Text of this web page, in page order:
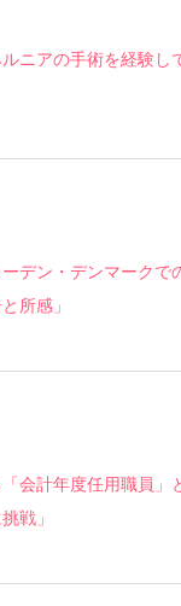
ニアの手術を経験し
デン・デンマークで
所感」
会計年度任用職員」
戦」